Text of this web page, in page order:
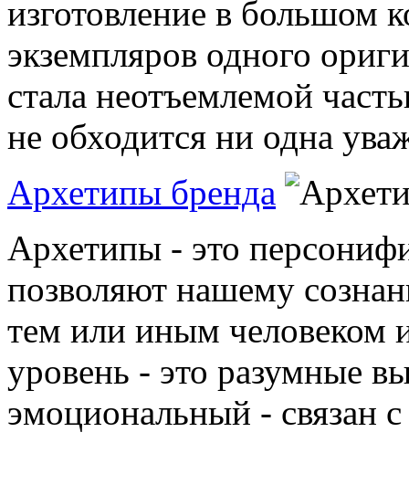
изготовление в большом
экземпляров одного
стала неотъемлемой
не обходится ни одна
Архетипы бренда
Архетипы - это
позволяют нашему
тем или иным человеком
уровень - это разумные
эмоциональный - связан